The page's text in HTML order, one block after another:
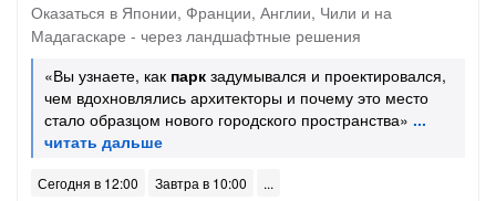
Оказаться в Японии, Франции, Англии, Чили и на
Мадагаскаре - через ландшафтные решения
«Вы узнаете, как парк задумывался и проектировался,
чем вдохновлялись архитекторы и почему это место
стало образцом нового городского пространства»
Сегодня в 12:00
Завтра в 10:00